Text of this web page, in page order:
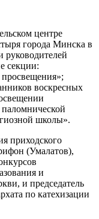
центре
города Минска в
руководителей
секции:
воскресных
школы».
приходского
(Умалатов),
и
и председатель
по катехизации